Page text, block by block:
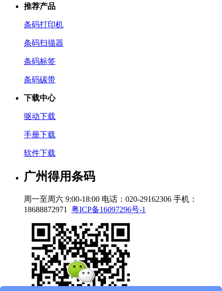
推荐产品
条码打印机
条码扫描器
条码标签
条码碳带
下载中心
驱动下载
手册下载
软件下载
广州得用条码
周一至周六 9:00-18:00 电话：020-29162306 手机：
18688872971
粤ICP备16097296号-1